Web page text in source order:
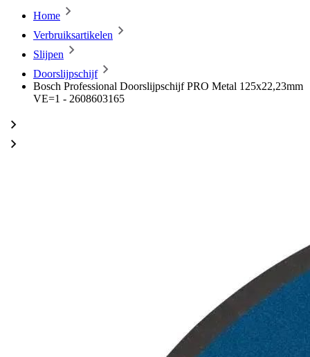
Home
Verbruiksartikelen
Slijpen
Doorslijpschijf
Bosch Professional Doorslijpschijf PRO Metal 125x22,23mm
VE=1 - 2608603165